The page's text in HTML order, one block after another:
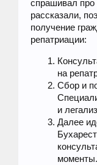
спрашивал
рассказали,
получение
репатриации:
на
Сбор и
и
Далее